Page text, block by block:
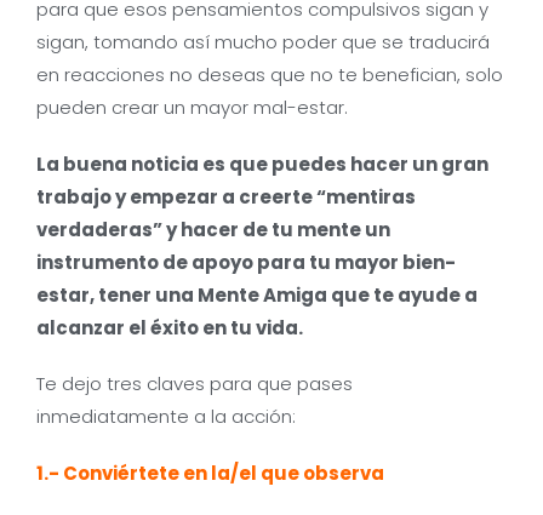
para que esos pensamientos compulsivos sigan y
sigan, tomando así mucho poder que se traducirá
en reacciones no deseas que no te benefician, solo
pueden crear un mayor mal-estar.
La buena noticia es que puedes hacer un gran
trabajo y empezar a creerte “mentiras
verdaderas” y hacer de tu mente un
instrumento de apoyo para tu mayor bien-
estar, tener una Mente Amiga que te ayude a
alcanzar el éxito en tu vida.
Te dejo tres claves para que pases
inmediatamente a la acción:
1.- Conviértete en la/el que observa